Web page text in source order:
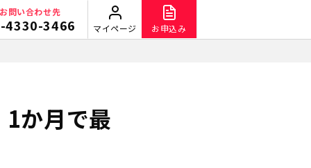
問い合わせ先
4330-3466 マイページ お申込み
か月で最